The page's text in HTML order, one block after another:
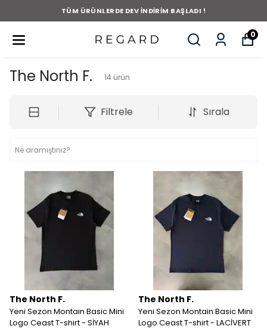
TÜM ÜRÜNLERDE DEV İNDİRİM BAŞLADI !
0
The North F. 14 ürün
Filtrele Sırala
The North F.
Yeni Sezon Montain Basic Mini
Logo Ceast T-shirt - SİYAH
The North F.
Yeni Sezon Montain Basic Mini
Logo Ceast T-shirt - LACİVERT